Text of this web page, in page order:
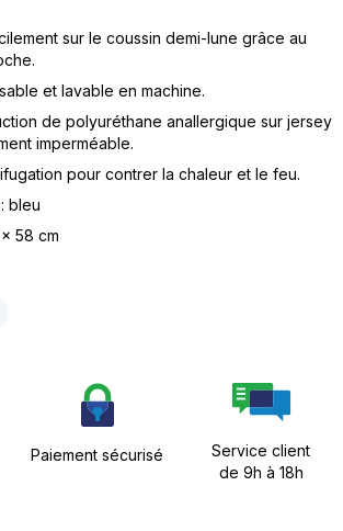
sur le coussin demi-lune grâce au
et lavable en machine.
de polyuréthane anallergique sur jersey
imperméable.
pour contrer la chaleur et le feu.
bleu
58 cm
Paiement sécurisé
Service client
de 9h à 18h